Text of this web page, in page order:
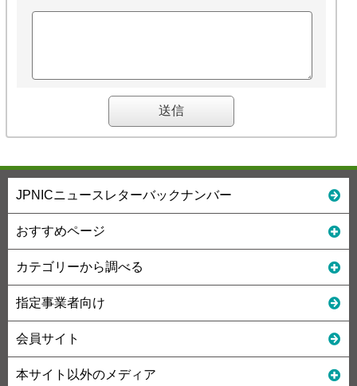
JPNICニュースレターバックナンバー
おすすめページ
カテゴリーから調べる
指定事業者向け
会員サイト
本サイト以外のメディア